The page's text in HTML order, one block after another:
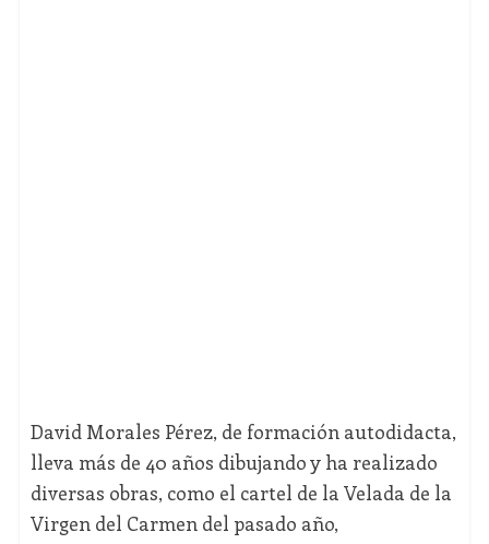
David Morales Pérez, de formación autodidacta,
lleva más de 40 años dibujando y ha realizado
diversas obras, como el cartel de la Velada de la
Virgen del Carmen del pasado año,